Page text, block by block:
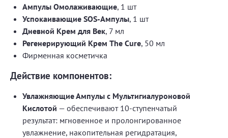
Ампулы Омолаживающие, 1 шт
Успокаивающие SOS-Ампулы, 1 шт
Дневной Крем для Век, 7 мл
Регенерирующий Крем The Cure, 50 мл
Фирменная косметичка
Действие компонентов:
Увлажняющие Ампулы с Мультигиалуроновой
Кислотой — обеспечивают 10-ступенчатый
результат: мгновенное и пролонгированное
увлажнение, накопительная регидратация,